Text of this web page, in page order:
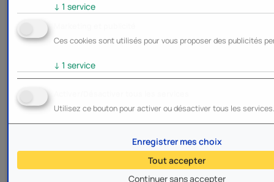
↓ 1 service
Ces cookies sont utilisés pour vous proposer des publicités
↓ 1 service
Utilisez ce bouton pour activer ou désactiver tous les services.
Continuer sans accepter
Enregistrer mes choix
Tout accepter